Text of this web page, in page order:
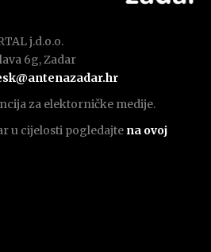
j.d.o.o.
6g, Zadar
za elektorničke medije.
u cijelosti pogledajte na ovoj